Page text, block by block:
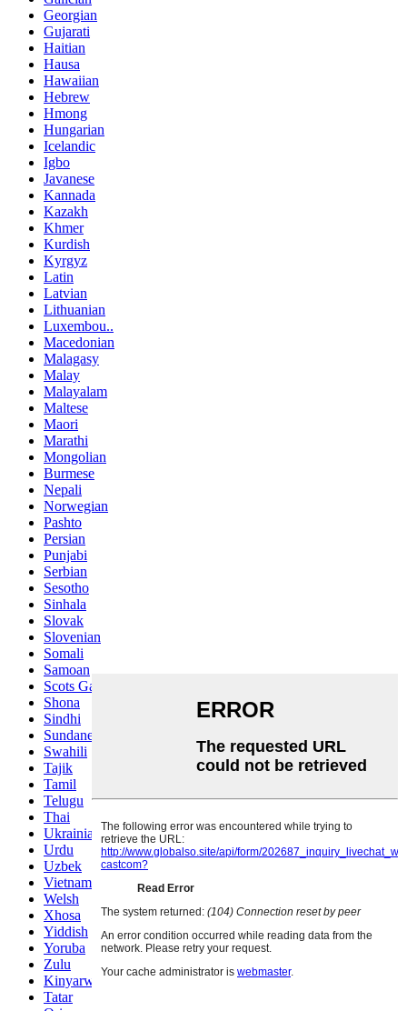
Georgian
Gujarati
Haitian
Hausa
Hawaiian
Hebrew
Hmong
Hungarian
Icelandic
Igbo
Javanese
Kannada
Kazakh
Khmer
Kurdish
Kyrgyz
Latin
Latvian
Lithuanian
Luxembou..
Macedonian
Malagasy
Malay
Malayalam
Maltese
Maori
Marathi
Mongolian
Burmese
Nepali
Norwegian
Pashto
Persian
Punjabi
Serbian
Sesotho
Sinhala
Slovak
Slovenian
Somali
Samoan
Scots Gaelic
Shona
Sindhi
Sundanese
Swahili
Tajik
Tamil
Telugu
Thai
Ukrainian
Urdu
Uzbek
Vietnamese
Welsh
Xhosa
Yiddish
Yoruba
Zulu
Kinyarwanda
Tatar